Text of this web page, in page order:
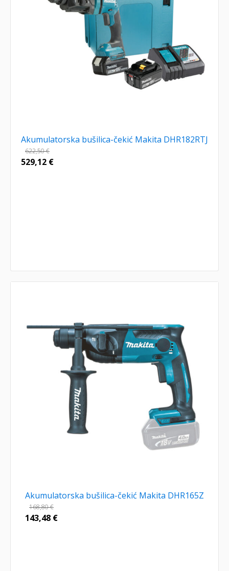
Akumulatorska bušilica-čekić Makita DHR182RTJ
622,50€
529,12 €
Akumulatorska bušilica-čekić Makita DHR165Z
168,80€
143,48 €